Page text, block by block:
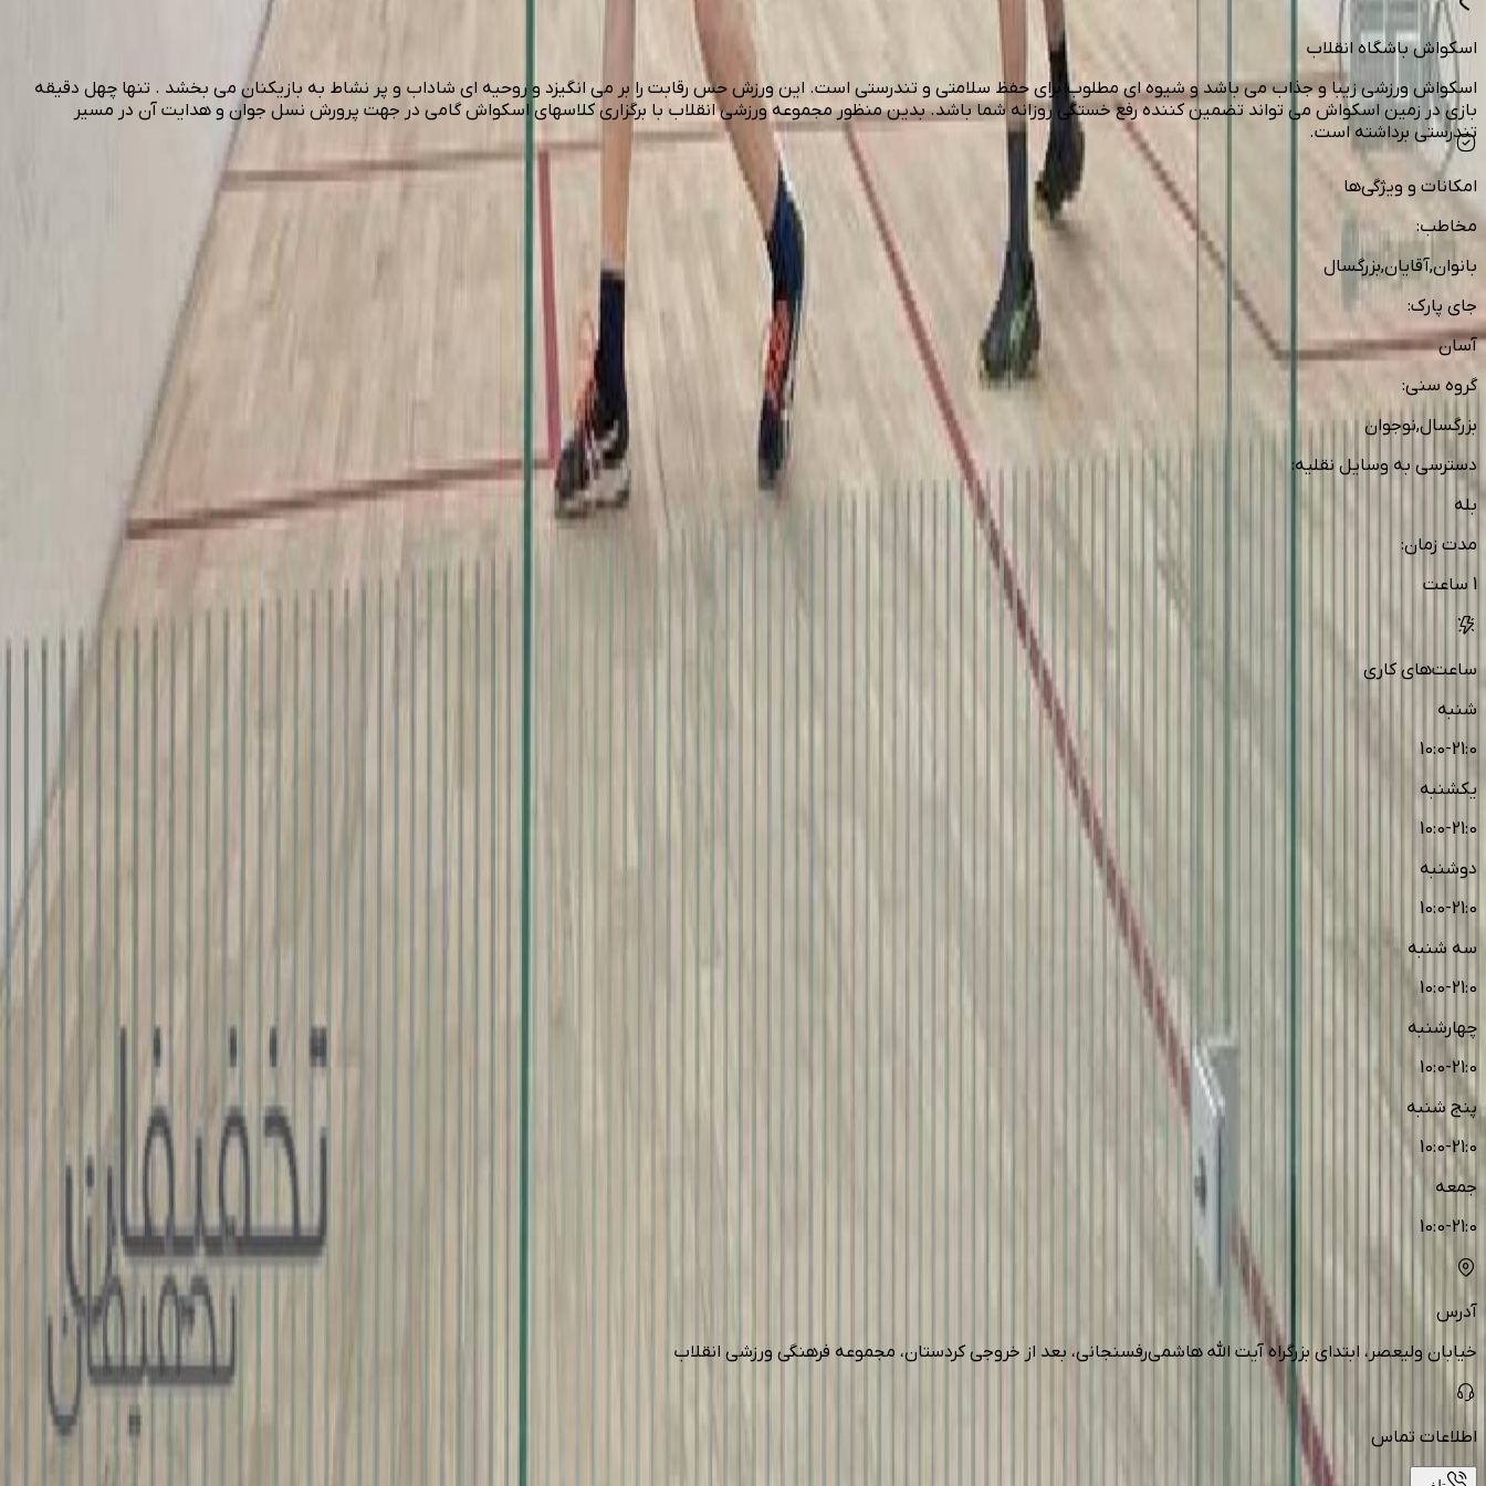
اسکواش باشگاه انقلاب
اسکواش ورزشی زیبا و جذاب می باشد و شیوه ای مطلوب برای حفظ سلامتی و تندرستی است. این ورزش حس رقابت را بر می انگیزد و روحیه ای شاداب و پر نشاط به بازیکنان می بخشد . تنها چهل دقیقه
بازی در زمین اسکواش می تواند تضمین کننده رفع خستگی روزانه شما باشد. بدین منظور مجموعه ورزشی انقلاب با برگزاری کلاسهای اسکواش گامی در جهت پرورش نسل جوان و هدایت آن در مسیر
تندرستی برداشته است.
امکانات و ویژگی‌ها
مخاطب:
بانوان,آقایان,بزرگسال
جای پارک:
آسان
گروه سنی:
بزرگسال,نوجوان
دسترسی به وسایل نقلیه:
بله
مدت زمان:
1 ساعت
ساعت‌های کاری
شنبه
10:0-21:0
یکشنبه
10:0-21:0
دوشنبه
10:0-21:0
سه شنبه
10:0-21:0
چهارشنبه
10:0-21:0
پنج شنبه
10:0-21:0
جمعه
10:0-21:0
آدرس
خیابان ولیعصر، ابتدای بزرگراه آیت الله هاشمی‌رفسنجانی، بعد از خروجی کردستان، مجموعه فرهنگی ورزشی انقلاب
اطلاعات تماس